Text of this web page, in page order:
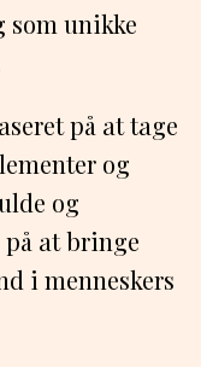
som unikke
på at tage
og
og
at bringe
i menneskers